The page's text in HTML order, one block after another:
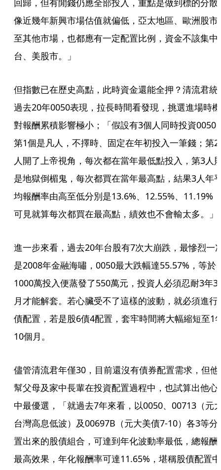
回歸，但有閒錢仍應全部投入，重點是做到標的分散
像近幾年新興市場估值就偏低，亞太地區、歐洲股市
至其他市場，也都應有一定配置比例，資金不該集中
台、美股市。」
但指數已在歷史高點，此時資金還能全押？清流君統
過去20年0050表現，拉長時間看發現，挑選進場時機
對報酬累積影響極小；「假設有3個人同時投資0050
第1個是凡人，不擇時、固定在年初投入一筆錢；第2
人開了上帝視角，每次都在當年最低點投入，第3人
是地獄倒楣鬼，每次都買在當年最高點，結果3人年
均報酬率由高至低分別是13.6%、12.55%、11.19%
可見就算每次都買在最高點，績效也不會輸太多。」
進一步來看，過去20年台股有7次大崩跌，最慘烈一
是2008年金融海嘯，0050最大跌幅達55.57%，等於
1000萬投入便蒸發了550萬元，投資人必須忍耐3年3
月才能解套。若心臟受不了這樣的波動，就必須進行
債配置，若是股6債4配置，套牢時間將大幅縮短至1
10個月。
儘管清流君年僅30，目前還沒有債券配置需求，但他
幫父母及家中長輩在投資配置過程中，也試算出他心
中最優選，「就過去7年來看，以0050、00713（元
台灣高息低波）及00697B（元大美債7-10）各3等分
置出來的股債組合，可達到年化波動率最低，總報酬
最高效果，年化報酬率可達11.65%，堪稱股債配置中